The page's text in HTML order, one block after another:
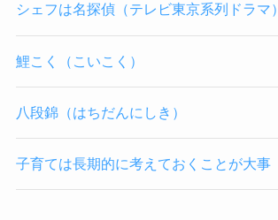
シェフは名探偵（テレビ東京系列ドラマ）
鯉こく（こいこく）
八段錦（はちだんにしき）
子育ては長期的に考えておくことが大事